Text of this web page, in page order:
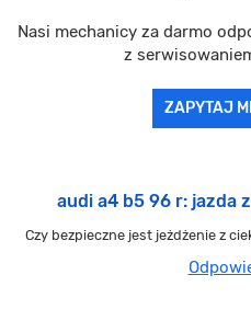
Nasi mechanicy za darmo
z
ZAPYTAJ
audi a4 b5 96 r: jazda
Czy bezpieczne jest jeżdżenie z